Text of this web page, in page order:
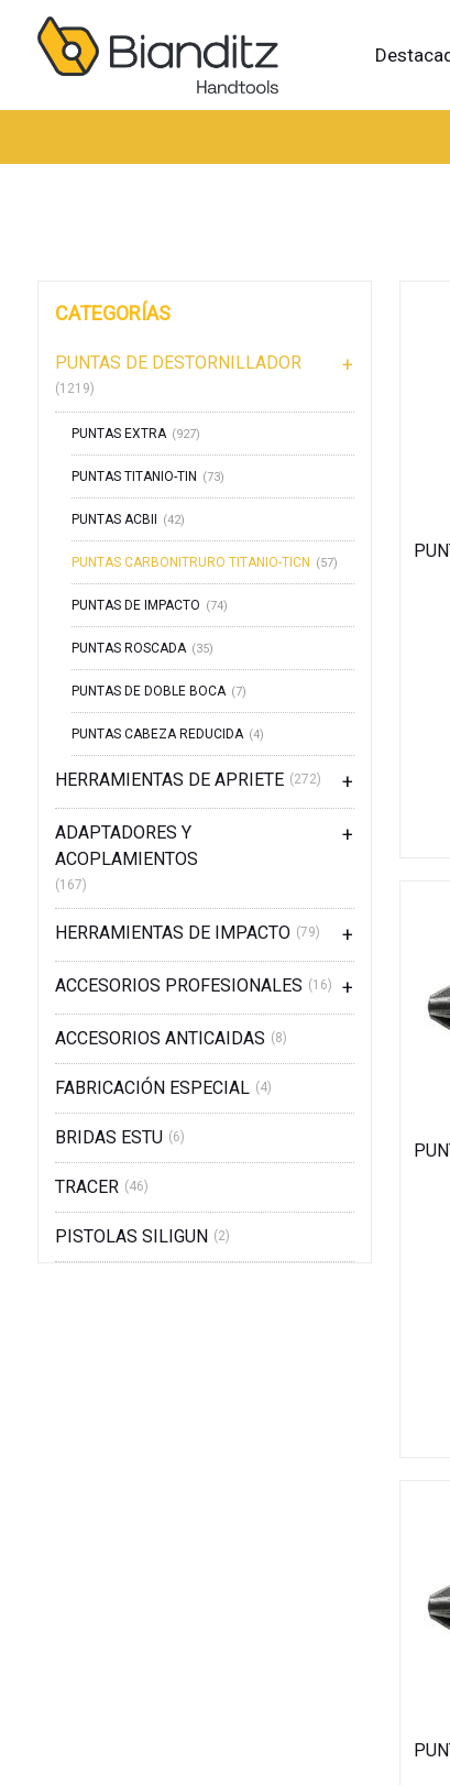
CATEGORÍAS
PUNTAS DE DESTORNILLADOR
(1219)
PUNTAS EXTRA (927)
PUNTAS TITANIO-TIN (73)
PUNTAS ACBII (42)
PUNTAS CARBONITRURO TITANIO-TICN (57)
PUNTAS DE IMPACTO (74)
PUNTAS ROSCADA (35)
PUNTAS DE DOBLE BOCA (7)
PUNTAS CABEZA REDUCIDA (4)
HERRAMIENTAS DE APRIETE (272)
ADAPTADORES Y
ACOPLAMIENTOS
(167)
HERRAMIENTAS DE IMPACTO (79)
ACCESORIOS PROFESIONALES (16)
ACCESORIOS ANTICAIDAS (8)
FABRICACIÓN ESPECIAL (4)
BRIDAS ESTU (6)
TRACER (46)
PISTOLAS SILIGUN (2)